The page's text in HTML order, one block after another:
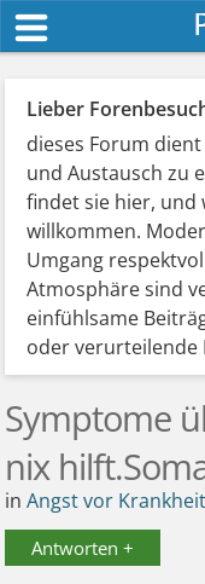
Lieber
dieses Forum
und Austausch zu
findet sie hier, und
willkommen.
Umgang
Atmosphäre sind
einfühlsame
oder verurteilende
Symptome
nix
inAngst vor
Antworten +